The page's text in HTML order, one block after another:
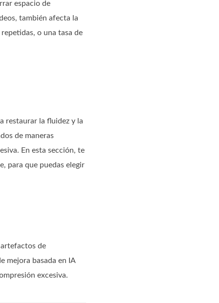
espacio de
también afecta la
o una tasa de
restaurar la fluidez y la
de maneras
En esta sección, te
para que puedas elegir
de
mejora basada en IA
excesiva.